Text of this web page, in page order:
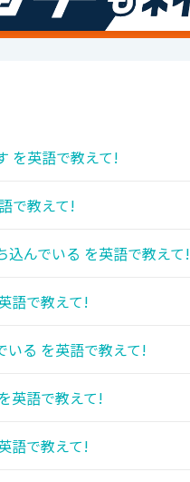
を英語で教えて!
で教えて!
込んでいる を英語で教えて!
語で教えて!
いる を英語で教えて!
英語で教えて!
語で教えて!